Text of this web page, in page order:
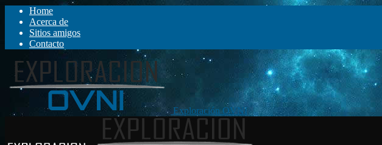
Home
Acerca de
Sitios amigos
Contacto
Exploración OVNI